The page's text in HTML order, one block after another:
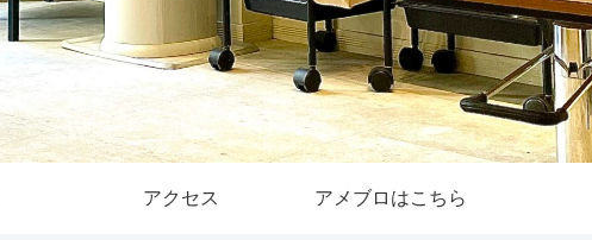
アクセス アメブロはこちら